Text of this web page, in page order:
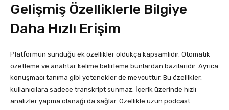
Gelişmiş Özelliklerle Bilgiye
Daha Hızlı Erişim
Platformun sunduğu ek özellikler oldukça kapsamlıdır. Otomatik
özetleme ve anahtar kelime belirleme bunlardan bazılarıdır. Ayrıca
konuşmacı tanıma gibi yetenekler de mevcuttur. Bu özellikler,
kullanıcılara sadece transkript sunmaz. İçerik üzerinde hızlı
analizler yapma olanağı da sağlar. Özellikle uzun podcast